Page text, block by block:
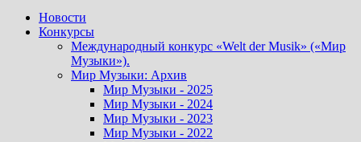
Новости
Конкурсы
Международный конкурс «Welt der Musik» («Мир
Музыки»).
Мир Музыки: Архив
Мир Музыки - 2025
Мир Музыки - 2024
Мир Музыки - 2023
Мир Музыки - 2022